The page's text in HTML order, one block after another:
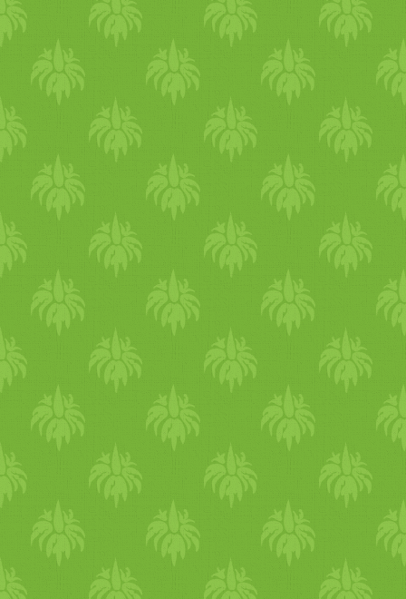
szervezeted pihentetésére -
végezz rendszeresen
relaxációt és meditálj.
Napsütés, környezet Kerüld
az erős napfényt, ne
tartózkodj sokat a napon. A
túl sok napfény csökkenti a
belső energiádat és növeli a
tüzet a szervezetedben. A
hűvös kifejezettem jótékony
hatású. Próbálj sok időt
tölteni a szabad levegőn,